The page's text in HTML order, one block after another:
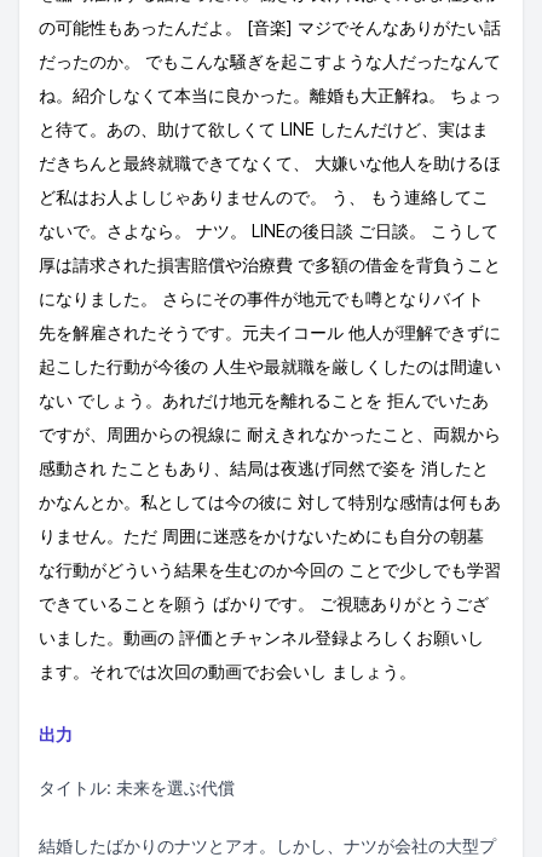
の可能性もあったんだよ。 [音楽] マジでそんなありがたい話
だったのか。 でもこんな騒ぎを起こすような人だったなんて
ね。紹介しなくて本当に良かった。離婚も大正解ね。 ちょっ
と待て。あの、助けて欲しくて LINE したんだけど、実はま
だきちんと最終就職できてなくて、 大嫌いな他人を助けるほ
ど私はお人よしじゃありませんので。 う、 もう連絡してこ
ないで。さよなら。 ナツ。 LINEの後日談 ご日談。 こうして
厚は請求された損害賠償や治療費 で多額の借金を背負うこと
になりました。 さらにその事件が地元でも噂となりバイト
先を解雇されたそうです。元夫イコール 他人が理解できずに
起こした行動が今後の 人生や最就職を厳しくしたのは間違い
ない でしょう。あれだけ地元を離れることを 拒んでいたあ
ですが、周囲からの視線に 耐えきれなかったこと、両親から
感動され たこともあり、結局は夜逃げ同然で姿を 消したと
かなんとか。私としては今の彼に 対して特別な感情は何もあ
りません。ただ 周囲に迷惑をかけないためにも自分の朝墓
な行動がどういう結果を生むのか今回の ことで少しでも学習
できていることを願う ばかりです。 ご視聴ありがとうござ
いました。動画の 評価とチャンネル登録よろしくお願いし
ます。それでは次回の動画でお会いし ましょう。
出力
タイトル: 未来を選ぶ代償
結婚したばかりのナツとアオ。しかし、ナツが会社の大型プ